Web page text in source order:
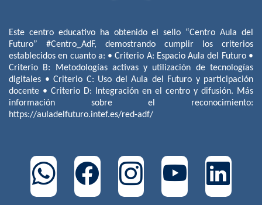
Este centro educativo ha obtenido el sello “Centro Aula del
Futuro” #Centro_AdF, demostrando cumplir los criterios
establecidos en cuanto a: • Criterio A: Espacio Aula del Futuro •
Criterio B: Metodologías activas y utilización de tecnologías
digitales • Criterio C: Uso del Aula del Futuro y participación
docente • Criterio D: Integración en el centro y difusión. Más
información sobre el reconocimiento:
https://auladelfuturo.intef.es/red-adf/